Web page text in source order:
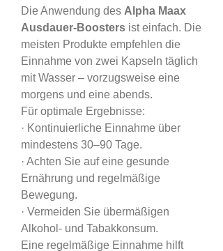
Die Anwendung des Alpha Maax
Ausdauer-Boosters ist einfach. Die
meisten Produkte empfehlen die
Einnahme von zwei Kapseln täglich
mit Wasser – vorzugsweise eine
morgens und eine abends.
Für optimale Ergebnisse:
· Kontinuierliche Einnahme über
mindestens 30–90 Tage.
· Achten Sie auf eine gesunde
Ernährung und regelmäßige
Bewegung.
· Vermeiden Sie übermäßigen
Alkohol- und Tabakkonsum.
Eine regelmäßige Einnahme hilft